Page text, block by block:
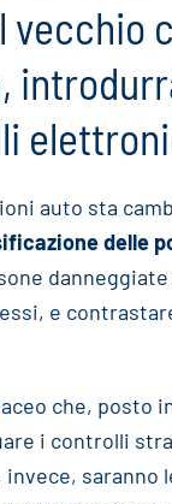
auto sta
delle
e
che, posto
i controlli
saranno